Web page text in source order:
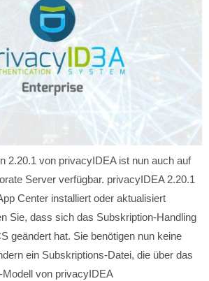
2.20.1 von privacyIDEA ist nun auch auf
Server verfügbar. privacyIDEA 2.20.1
Center installiert oder aktualisiert
Sie, dass sich das Subskription-Handling
geändert hat. Sie benötigen nun keine
ein Subskriptions-Datei, die über das
von privacyIDEA